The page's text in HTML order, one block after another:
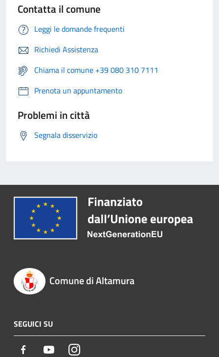
Contatta il comune
Leggi le domande frequenti
Richiedi Assistenza
Chiama il comune +39 080 310 7111
Prenota un appuntamento
Problemi in città
Segnala disservizio
Comune di Altamura
SEGUICI SU
Facebook YoutubeInstagram